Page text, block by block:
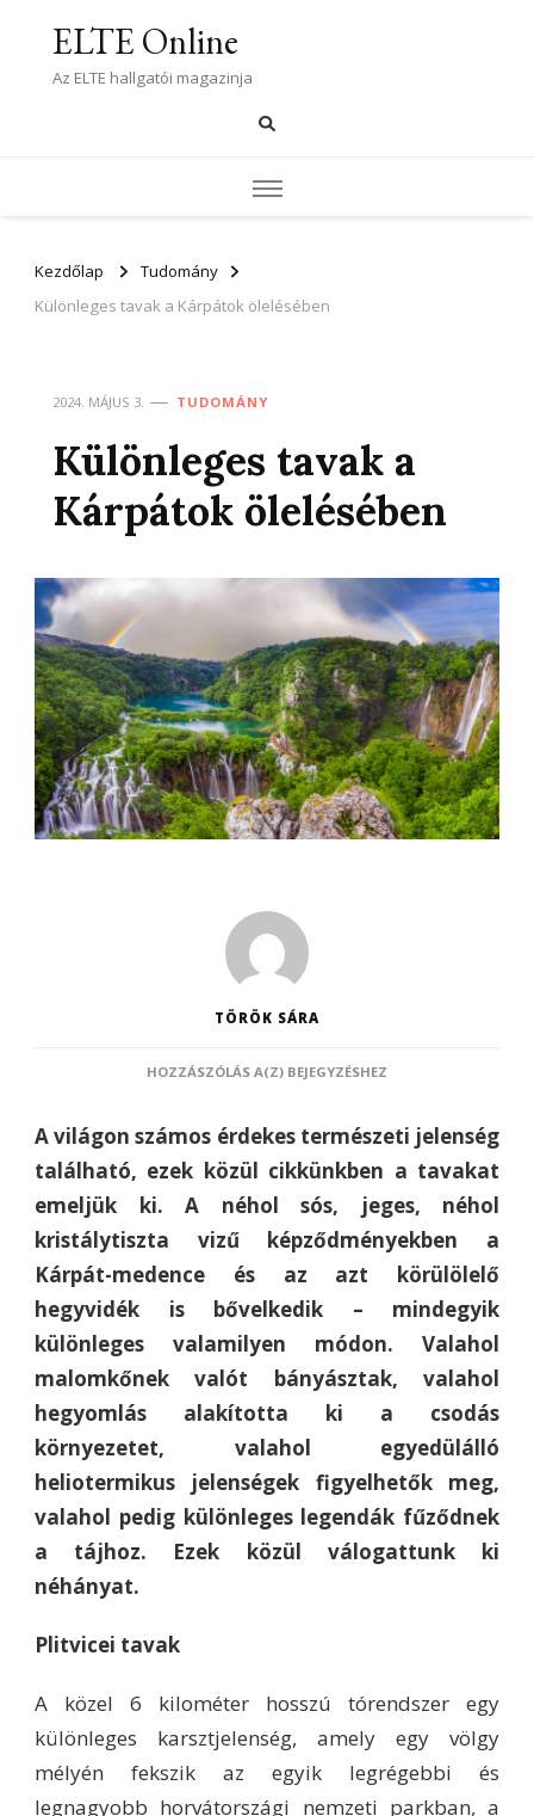
ELTE Online
Az ELTE hallgatói magazinja
Kezdőlap
Tudomány
Különleges tavak a Kárpátok ölelésében
2024. MÁJUS 3. TUDOMÁNY
Különleges tavak a
Kárpátok ölelésében
TÖRÖK SÁRA
HOZZÁSZÓLÁS A(Z) KÜLÖNLEGES
KÁRPÁTOK
ÖLELÉSÉBEN
BEJEGYZÉSHEZ
A világon számos érdekes természeti jelenség
található, ezek közül cikkünkben a tavakat
emeljük ki. A néhol sós, jeges, néhol
kristálytiszta vizű képződményekben a
Kárpát-medence és az azt körülölelő
hegyvidék is bővelkedik – mindegyik
különleges valamilyen módon. Valahol
malomkőnek valót bányásztak, valahol
hegyomlás alakította ki a csodás
környezetet, valahol egyedülálló
heliotermikus jelenségek figyelhetők meg,
valahol pedig különleges legendák fűződnek
a tájhoz. Ezek közül válogattunk ki
néhányat.
Plitvicei tavak
A közel 6 kilométer hosszú tórendszer egy
különleges karsztjelenség, amely egy völgy
mélyén fekszik az egyik legrégebbi és
legnagyobb horvátországi nemzeti parkban, a